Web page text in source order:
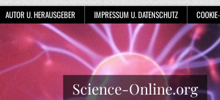
AUTOR U. HERAUSGEBER IMPRESSUM U. DATENSCHUTZ
Science-Online.org